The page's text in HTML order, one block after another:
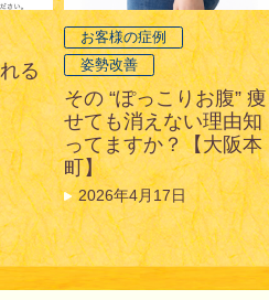
る
お客様の症例
姿勢改善
その “ぽっこりお腹” 痩
せても消えない理由知
ってますか？【大阪本
町】
2026年4月17日